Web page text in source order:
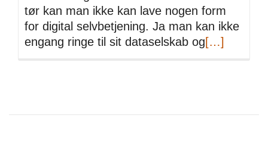
tør kan man ikke kan lave nogen form
for digital selvbetjening. Ja man kan ikke
engang ringe til sit dataselskab ogRead
fremkalde
[…]